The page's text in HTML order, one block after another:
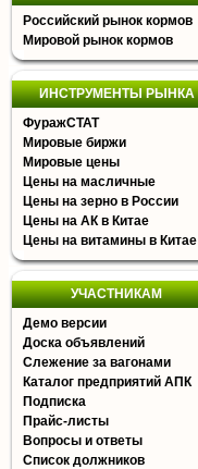
Российский рынок кормов
Мировой рынок кормов
ИНСТРУМЕНТЫ РЫНКА
ФуражСТАТ
Мировые биржи
Мировые цены
Цены на масличные
Цены на зерно в России
Цены на АК в Китае
Цены на витамины в Китае
УЧАСТНИКАМ
Демо версии
Доска объявлений
Слежение за вагонами
Каталог предприятий АПК
Подписка
Прайс-листы
Вопросы и ответы
Список должников